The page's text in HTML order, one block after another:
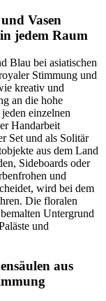
Vasen
jedem Raum
Blau bei asiatischen
Stimmung und
kreativ und
an die hohe
einzelnen
Handarbeit
Set und als Solitär
aus dem Land
Sideboards oder
und
wird bei dem
Die floralen
Untergrund
und
aus